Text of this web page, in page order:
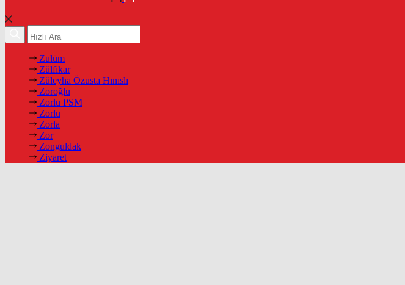
Zulüm
Zülfikar
Züleyha Özusta Hınıslı
Zoroğlu
Zorlu PSM
Zorlu
Zorla
Zor
Zonguldak
Ziyaret